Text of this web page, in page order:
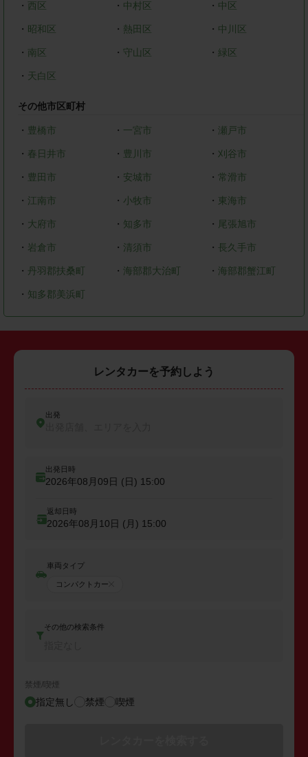
・ 西区 ・ 中村区 ・ 中区
・ 昭和区 ・ 熱田区 ・ 中川区
・ 南区 ・ 守山区 ・ 緑区
・ 天白区
その他市区町村
・ 豊橋市 ・ 一宮市 ・瀬戸市
・ 春日井市 ・ 豊川市 ・ 刈谷市
・ 豊田市 ・ 安城市 ・ 常滑市
・ 江南市 ・ 小牧市 ・ 東海市
・ 大府市 ・ 知多市 ・ 尾張旭市
・ 岩倉市 ・ 清須市 ・ 長久手市
・ 丹羽郡扶桑町 ・ 海部郡大治町 ・ 海部郡蟹江町
・ 知多郡美浜町
レンタカーを予約しよう
出発
出発日時
2026年08月09日 (日) 15:00
返却日時
2026年08月10日 (月) 15:00
車両タイプ
コンパクトカー
その他の検索条件
禁煙/喫煙
指定無し 禁煙 喫煙